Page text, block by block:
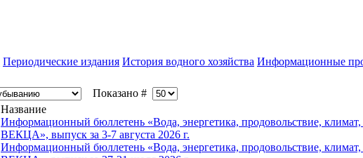
Периодические издания История водного хозяйства Информационные
Показано #
Название
Информационный бюллетень «Вода, энергетика, продовольствие, климат,
ВЕКЦА», выпуск за 3-7 августа 2026 г.
Информационный бюллетень «Вода, энергетика, продовольствие, климат,